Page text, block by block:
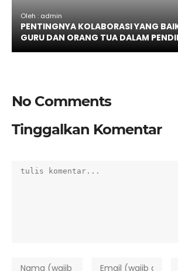
Oleh : admin
PENTINGNYA KOLABORASI YANG
GURU DAN ORANG TUA DALAM
No Comments
Tinggalkan Komentar